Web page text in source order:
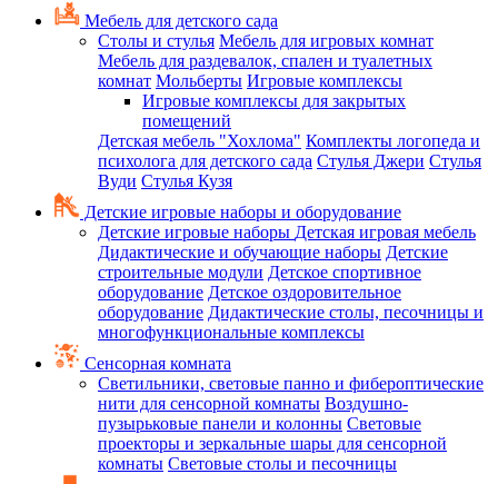
Мебель для детского сада
Столы и стулья Мебель для игровых комнат
Мебель для раздевалок, спален и туалетных
комнат Мольберты Игровые комплексы
Игровые комплексы для закрытых
помещений
Детская мебель "Хохлома" Комплекты логопеда и
психолога для детского сада Стулья Джери Стулья
Вуди Стулья Кузя
Детские игровые наборы и оборудование
Детские игровые наборы Детская игровая мебель
Дидактические и обучающие наборы Детские
строительные модули Детское спортивное
оборудование Детское оздоровительное
оборудование Дидактические столы, песочницы и
многофункциональные комплексы
Сенсорная комната
Светильники, световые панно и фибероптические
нити для сенсорной комнаты Воздушно-
пузырьковые панели и колонны Световые
проекторы и зеркальные шары для сенсорной
комнаты Световые столы и песочницы